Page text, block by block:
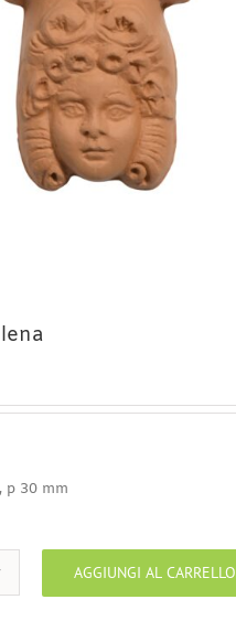
p 30 mm
AGGIUNGI AL CARRELLO